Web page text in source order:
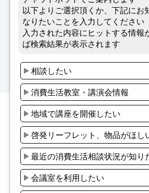
2026/07/27